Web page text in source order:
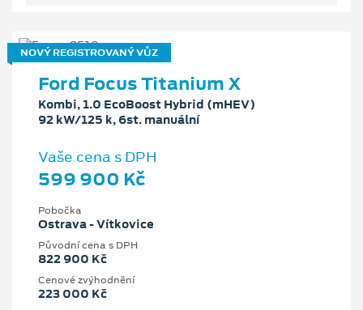
NOVÝ REGISTROVANÝ VŮZ
Ford Focus Titanium X
Kombi, 1.0 EcoBoost Hybrid (mHEV)
92 kW/125 k, 6st. manuální
Vaše cena s DPH
599 900 Kč
Pobočka
Ostrava - Vítkovice
Původní cena s DPH
822 900 Kč
Cenové zvýhodnění
223 000 Kč